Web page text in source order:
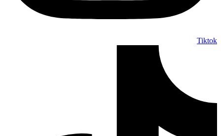
Tiktok